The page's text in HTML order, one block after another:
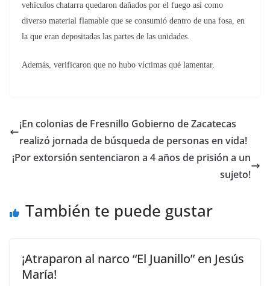
vehículos chatarra quedaron dañados por el fuego así como
diverso material flamable que se consumió dentro de una fosa, en
la que eran depositadas las partes de las unidades.
Además, verificaron que no hubo víctimas qué lamentar.
¡En colonias de Fresnillo Gobierno de Zacatecas
realizó jornada de búsqueda de personas en vida!
¡Por extorsión sentenciaron a 4 años de prisión a un
sujeto!
También te puede gustar
¡Atraparon al narco “El Juanillo” en Jesús
María!